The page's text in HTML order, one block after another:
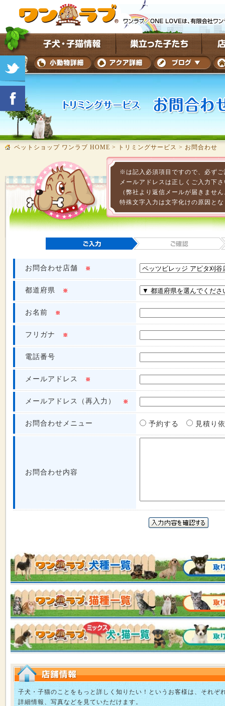
ペットショップ ワンラブ HOME > トリミングサービス > お問合わせ
※は記入必須項目ですので、必ず
メールアドレスは正しくご入力下
（弊社より返信メールが届きませ
特殊文字入力は文字化けの原因と
お問合わせ店舗 ※
都道府県 ※
お名前 ※
フリガナ ※
電話番号
メールアドレス ※
メールアドレス（再入力） ※
お問合わせメニュー 予約する 見積り
お問合わせ内容
子犬・子猫のことをもっと詳しく知りたい！というお客様は、それぞ
詳細情報、写真などを見ていただけます。